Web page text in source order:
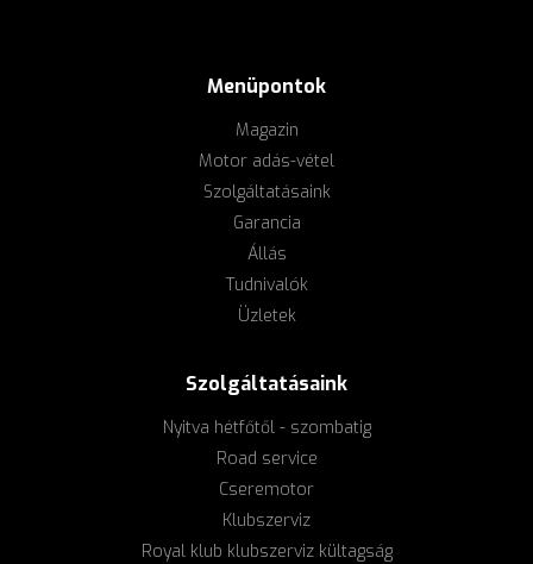
Menüpontok
Magazin
Motor adás-vétel
Szolgáltatásaink
Garancia
Állás
Tudnivalók
Üzletek
Szolgáltatásaink
Nyitva hétfőtől - szombatig
Road service
Cseremotor
Klubszerviz
Royal klub klubszerviz kültagság